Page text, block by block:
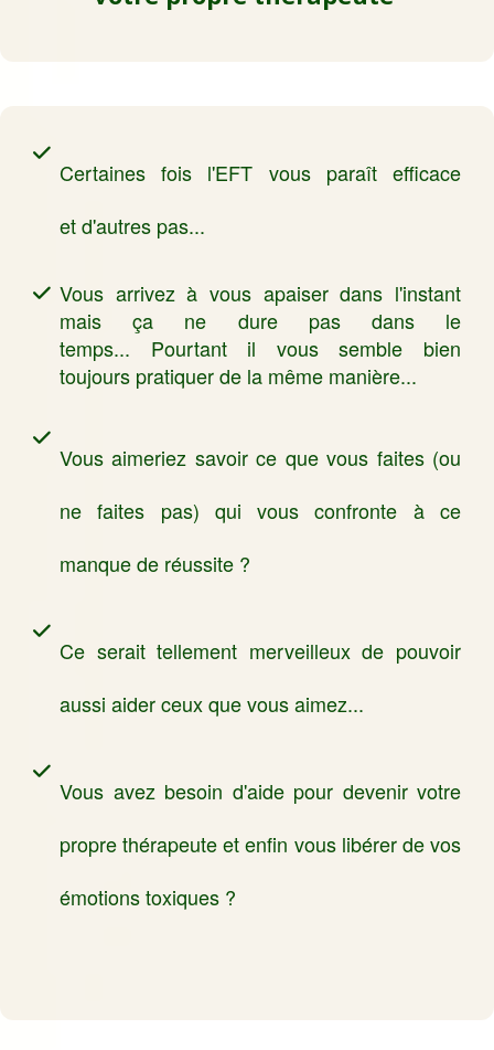
Certaines fois l'EFT vous paraît efficace
et d'autres pas...
Vous arrivez à vous apaiser dans l'instant
mais ça ne dure pas dans le
temps... Pourtant il vous semble bien
toujours pratiquer de la même manière...
Vous aimeriez savoir ce que vous faites (ou
ne faites pas) qui vous confronte à ce
manque de réussite ?
Ce serait tellement merveilleux de pouvoir
aussi aider ceux que vous aimez...
Vous avez besoin d'aide pour devenir votre
propre thérapeute et enfin vous libérer de vos
émotions toxiques ?